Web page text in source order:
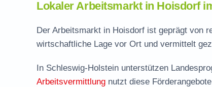
Lokaler Arbeitsmarkt in Hoisdorf
Der Arbeitsmarkt in Hoisdorf ist geprägt von
wirtschaftliche Lage vor Ort und vermittelt
In Schleswig-Holstein unterstützen
Arbeitsvermittlung nutzt diese